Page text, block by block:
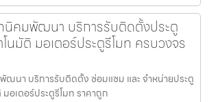
นิคมพัฒนา บริการรับติดตั้งประตู
นมัติ มอเตอร์ประตูรีโมท ครบวงจร
ฒนา บริการรับติดตั้ง ซ่อมแซม และ จำหน่ายประตู
อเตอร์ประตูรีโมท ราคาถูก